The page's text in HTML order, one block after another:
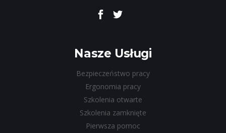
Nasze Usługi
Bezpieczeństwo pracy
Ergonomia pracy
Szkolenia otwarte
Szkolenia zamknięte
Pierwsza pomoc